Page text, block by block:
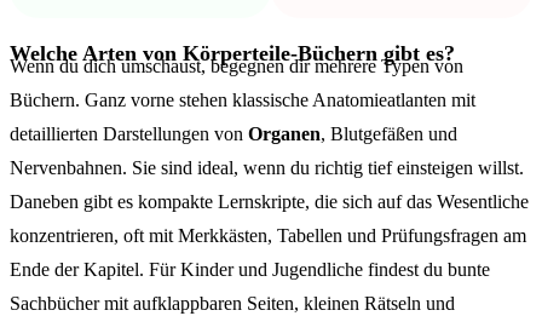
Welche Arten von Körperteile-Büchern gibt es?
Wenn du dich umschaust, begegnen dir mehrere Typen von
Büchern. Ganz vorne stehen klassische Anatomieatlanten mit
detaillierten Darstellungen von Organen, Blutgefäßen und
Nervenbahnen. Sie sind ideal, wenn du richtig tief einsteigen willst.
Daneben gibt es kompakte Lernskripte, die sich auf das Wesentliche
konzentrieren, oft mit Merkkästen, Tabellen und Prüfungsfragen am
Ende der Kapitel. Für Kinder und Jugendliche findest du bunte
Sachbücher mit aufklappbaren Seiten, kleinen Rätseln und